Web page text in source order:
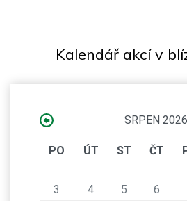
Kalendář akcí v
SRPEN 2026
PO ÚT ST ČT
3
4 5 6